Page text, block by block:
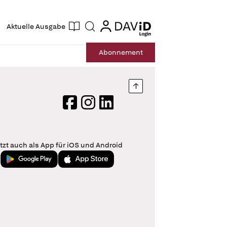
Aktuelle Ausgabe Suche login
login
Abonnement
Nach oben springen
FacebookInstagram
LinkedIn
auch als App für iOS und Android
Jetzt bei Google PlayLaden im App Store